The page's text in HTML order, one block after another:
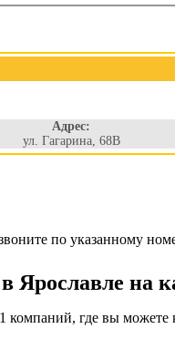
Адрес:
ул. Гагарина, 68В
по указанному
Ярославле на
компаний, где вы можете